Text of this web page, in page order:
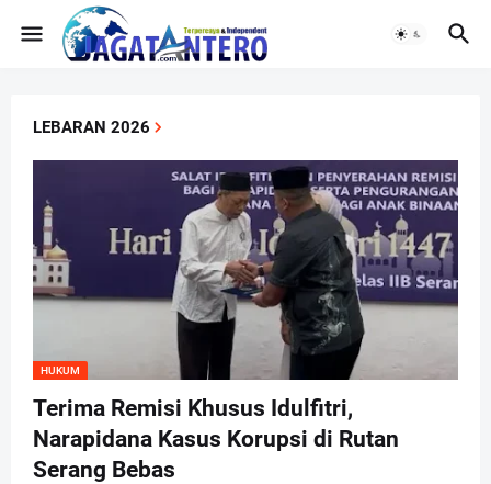
LEBARAN 2026
HUKUM
Terima Remisi Khusus Idulfitri,
Narapidana Kasus Korupsi di Rutan
Serang Bebas